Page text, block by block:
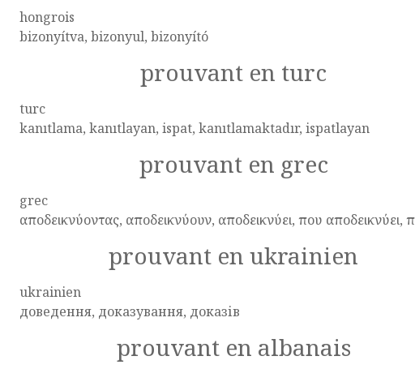
hongrois
bizonyítva, bizonyul, bizonyító
prouvant en turc
turc
kanıtlama, kanıtlayan, ispat, kanıtlamaktadır, ispatlayan
prouvant en grec
grec
αποδεικνύοντας, αποδεικνύουν, αποδεικνύει, που αποδεικνύει,
prouvant en ukrainien
ukrainien
доведення, доказування, доказів
prouvant en albanais